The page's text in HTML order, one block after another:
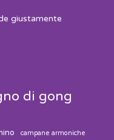
giustamente
di gong
campane armoniche